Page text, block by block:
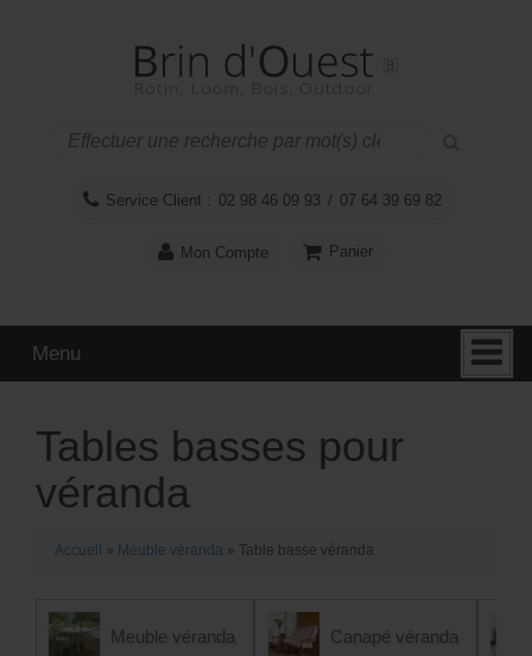
Service Client : 02 98 46 09 93 / 07 64 39 69 82
Mon Compte Panier
Menu
Tables basses pour
véranda
Accueil » Meuble véranda » Table basse véranda
Meuble véranda Canapé véranda